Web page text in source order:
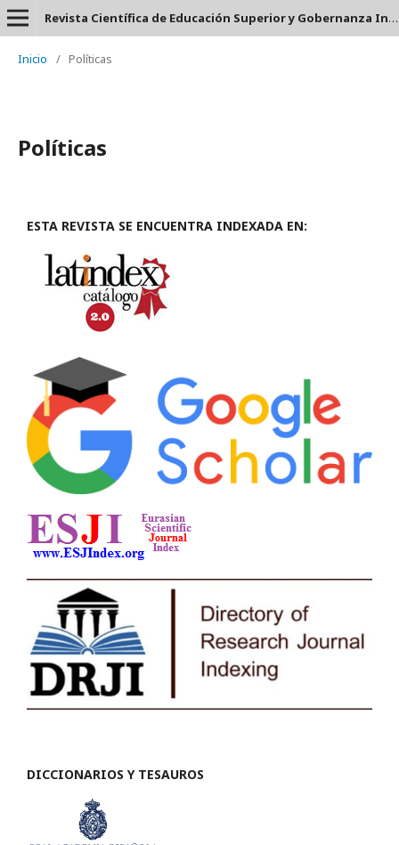
Revista Científica de Educación Superior y Gobernanza Interuniversitaria Aula 24 - ISSN: 2953-660X
Inicio / Políticas
Políticas
ESTA REVISTA SE ENCUENTRA INDEXADA EN:
DICCIONARIOS Y TESAUROS